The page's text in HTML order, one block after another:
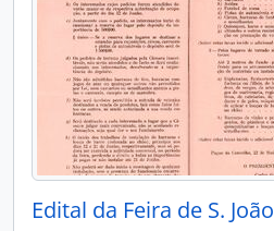
Edital da Feira de S. João